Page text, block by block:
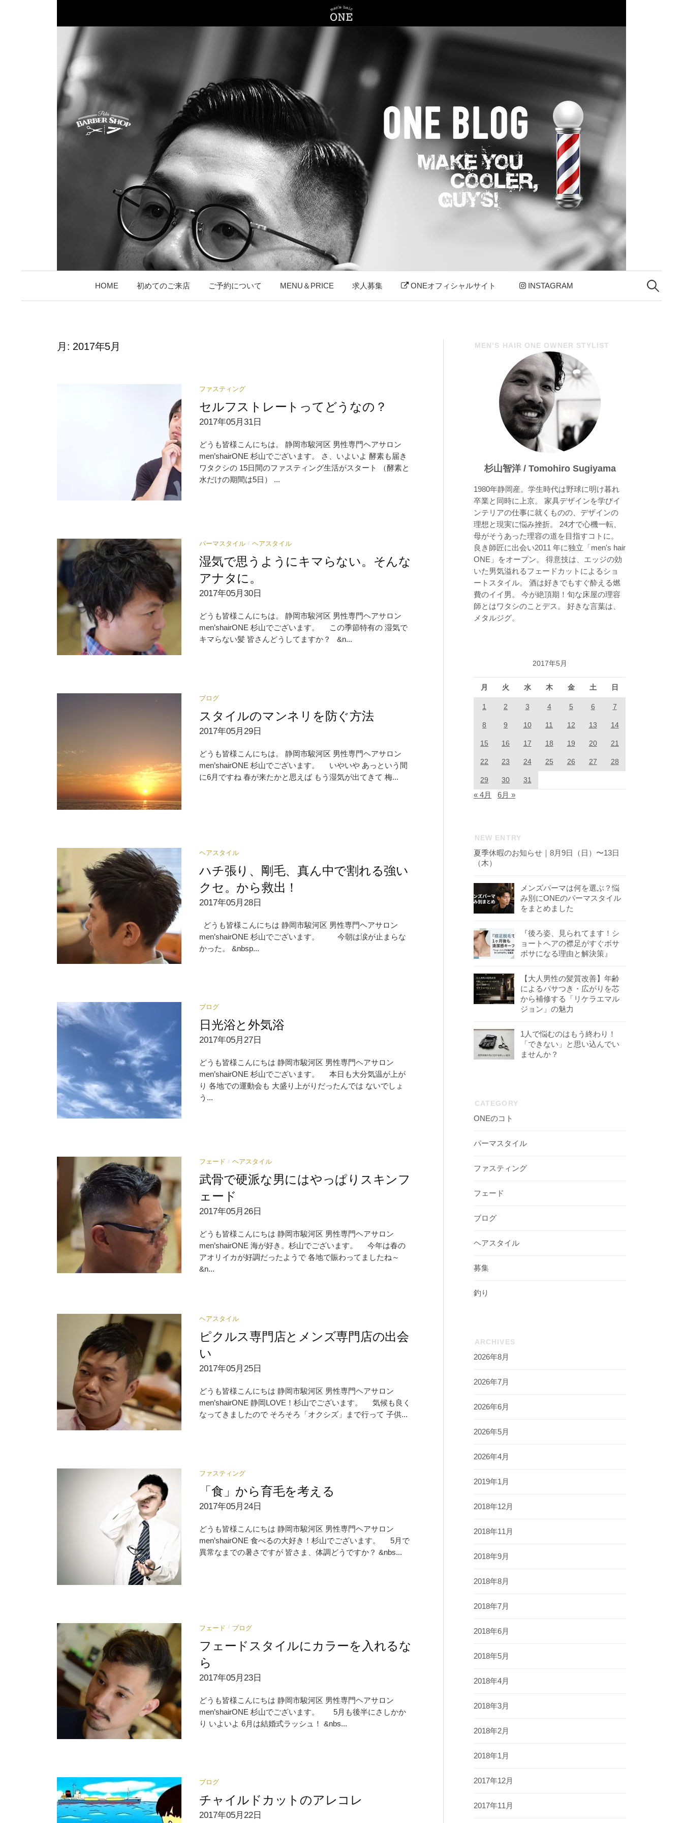
HOME 初めてのご来店 ご予約について MENU＆PRICE 求人募集 ONEオフィシャルサイト INSTAGRAM 検
月: 2017年5月
ファスティング
セルフストレートってどうなの？
2017年05月31日
どうも皆様こんにちは。 静岡市駿河区 男性専門ヘアサロン
men’shairONE 杉山でございます。 さ、いよいよ 酵素も届き
ワタクシの 15日間のファスティング生活がスタート （酵素と
水だけの期間は5日） ...
パーマスタイル / ヘアスタイル
湿気で思うようにキマらない。そんな
アナタに。
2017年05月30日
どうも皆様こんにちは。 静岡市駿河区 男性専門ヘアサロン
men’shairONE 杉山でございます。 この季節特有の 湿気で
キマらない髪 皆さんどうしてますか？ &n...
ブログ
スタイルのマンネリを防ぐ方法
2017年05月29日
どうも皆様こんにちは。 静岡市駿河区 男性専門ヘアサロン
men’shairONE 杉山でございます。 いやいや あっという間
に6月ですね 春が来たかと思えば もう湿気が出てきて 梅...
ヘアスタイル
ハチ張り、剛毛、真ん中で割れる強い
クセ。から救出！
2017年05月28日
どうも皆様こんにちは 静岡市駿河区 男性専門ヘアサロン
men’shairONE 杉山でございます。 今朝は涙が止まらな
かった。 &nbsp...
ブログ
日光浴と外気浴
2017年05月27日
どうも皆様こんにちは 静岡市駿河区 男性専門ヘアサロン
men’shairONE 杉山でございます。 本日も大分気温が上が
り 各地での運動会も 大盛り上がりだったんでは ないでしょ
う...
フェード / ヘアスタイル
武骨で硬派な男にはやっぱりスキンフ
ェード
2017年05月26日
どうも皆様こんにちは 静岡市駿河区 男性専門ヘアサロン
men’shairONE 海が好き。杉山でございます。 今年は春の
アオリイカが好調だったようで 各地で賑わってましたね～
&n...
ヘアスタイル
ピクルス専門店とメンズ専門店の出会
い
2017年05月25日
どうも皆様こんにちは 静岡市駿河区 男性専門ヘアサロン
men’shairONE 静岡LOVE！杉山でございます。 気候も良く
なってきましたので そろそろ「オクシズ」まで行って 子供...
ファスティング
「食」から育毛を考える
2017年05月24日
どうも皆様こんにちは 静岡市駿河区 男性専門ヘアサロン
men’shairONE 食べるの大好き！杉山でございます。 5月で
異常なまでの暑さですが 皆さま、体調どうですか？ &nbs...
フェード / ブログ
フェードスタイルにカラーを入れるな
ら
2017年05月23日
どうも皆様こんにちは 静岡市駿河区 男性専門ヘアサロン
men’shairONE 杉山でございます。 5月も後半にさしかか
り いよいよ 6月は結婚式ラッシュ！ &nbs...
ブログ
チャイルドカットのアレコレ
2017年05月22日
MEN’S HAIR ONE OWNER STYLIST
杉山智洋 / Tomohiro Sugiyama
1980年静岡産。学生時代は野球に明け暮れ
卒業と同時に上京。 家具デザインを学びイ
ンテリアの仕事に就くものの、デザインの
理想と現実に悩み挫折。 24才で心機一転、
母がそうあった理容の道を目指すコトに。
良き師匠に出会い2011 年に独立「men's hair
ONE」をオープン。 得意技は、エッジの効
いた男気溢れるフェードカットによるショ
ートスタイル。 酒は好きでもすぐ酔える燃
費のイイ男。 今が絶頂期！旬な床屋の理容
師とはワタシのことデス。 好きな言葉は、
メタルジグ。
2017年5月
月 火 水 木 金 土 日
1 2 3 4 5 6 7
8 9 10 11 12 13 14
15 16 17 18 19 20 21
22 23 24 25 26 27 28
29 30
31
« 4月
6月 »
NEW ENTRY
夏季休暇のお知らせ｜8月9日（日）〜13日
（木）
メンズパーマは何を選ぶ？悩
み別にONEのパーマスタイル
をまとめました
『後ろ姿、見られてます！シ
ョートヘアの襟足がすぐボサ
ボサになる理由と解決策』
【大人男性の髪質改善】年齢
によるパサつき・広がりを芯
から補修する「リケラエマル
ジョン」の魅力
1人で悩むのはもう終わり！
「できない」と思い込んでい
ませんか？
CATEGORY
ONEのコト
パーマスタイル
ファスティング
フェード
ブログ
ヘアスタイル
募集
釣り
ARCHIVES
2026年8月
2026年7月
2026年6月
2026年5月
2026年4月
2019年1月
2018年12月
2018年11月
2018年9月
2018年8月
2018年7月
2018年6月
2018年5月
2018年4月
2018年3月
2018年2月
2018年1月
2017年12月
2017年11月